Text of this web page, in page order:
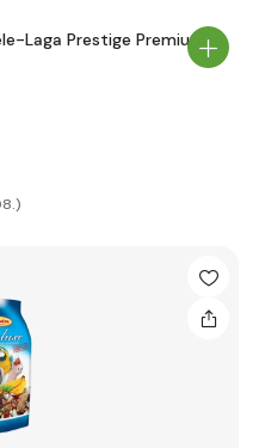
Laga Prestige Premium